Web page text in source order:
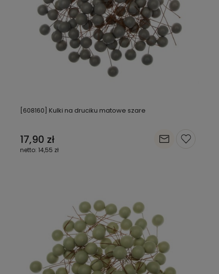
[608160] Kulki na druciku matowe szare
17,90 zł
14,55 zł